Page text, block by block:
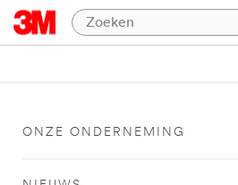
ONZE ONDERNEMING